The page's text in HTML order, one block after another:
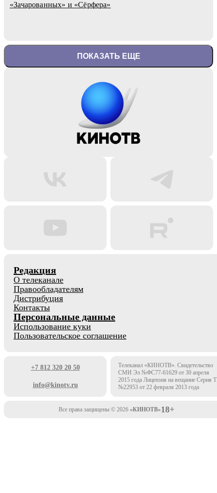
«Зачарованных» и «Сёрфера»
ПОКАЗАТЬ ЕЩЕ
Редакция
О телеканале
Правообладателям
Дистрибуция
Контакты
Персональные данные
Использование куки
Пользовательское соглашение
+7 812 320 20 50
info@kinotv.ru
Телеканал «КИНОТВ». Свидетельство
СМИ Эл №ФС77-61629 от 30 апреля
2015 года Лицензия на вещание Серия
№22953 от 22 февраля 2013 года
Все права защищены © 2026 «КИНОТВ»18+